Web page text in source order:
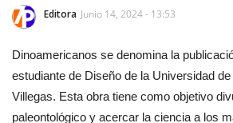
Editora Junio 14, 2024 - 13:53
Dinoamericanos se denomina la
estudiante de Diseño de la Universidad
Villegas. Esta obra tiene como objetivo
paleontológico y acercar la ciencia a los